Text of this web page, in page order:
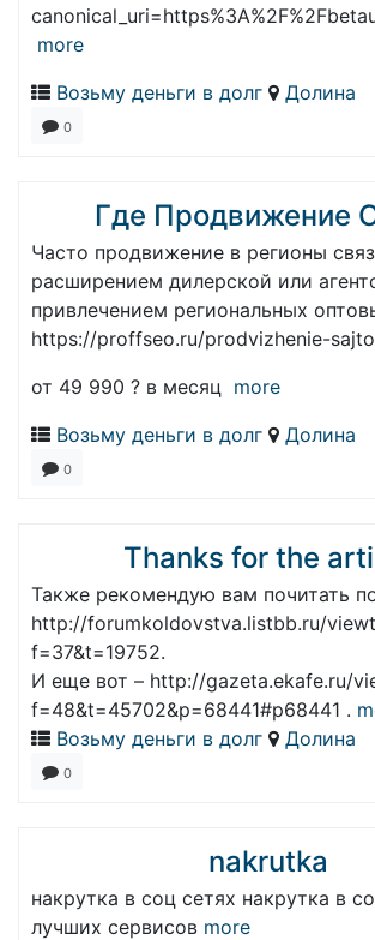
more
Возьму деньги в долг
Долина
0
Где Продвижение
Часто продвижение в регионы
расширением дилерской или
привлечением региональных
https://proffseo.ru/prodvizhenie-
от 49 990 ? в месяц more
Возьму деньги в долг
Долина
0
Thanks for the
Также рекомендую вам почитать
http://forumkoldovstva.listbb.ru/
f=37&t=19752.
И еще вот – http://gazeta.ekafe.ru/
f=48&t=45702&p=68441#p68441 .
Возьму деньги в долг
Долина
0
nakrutka
накрутка в соц сетях накрутка в
лучших сервисов more